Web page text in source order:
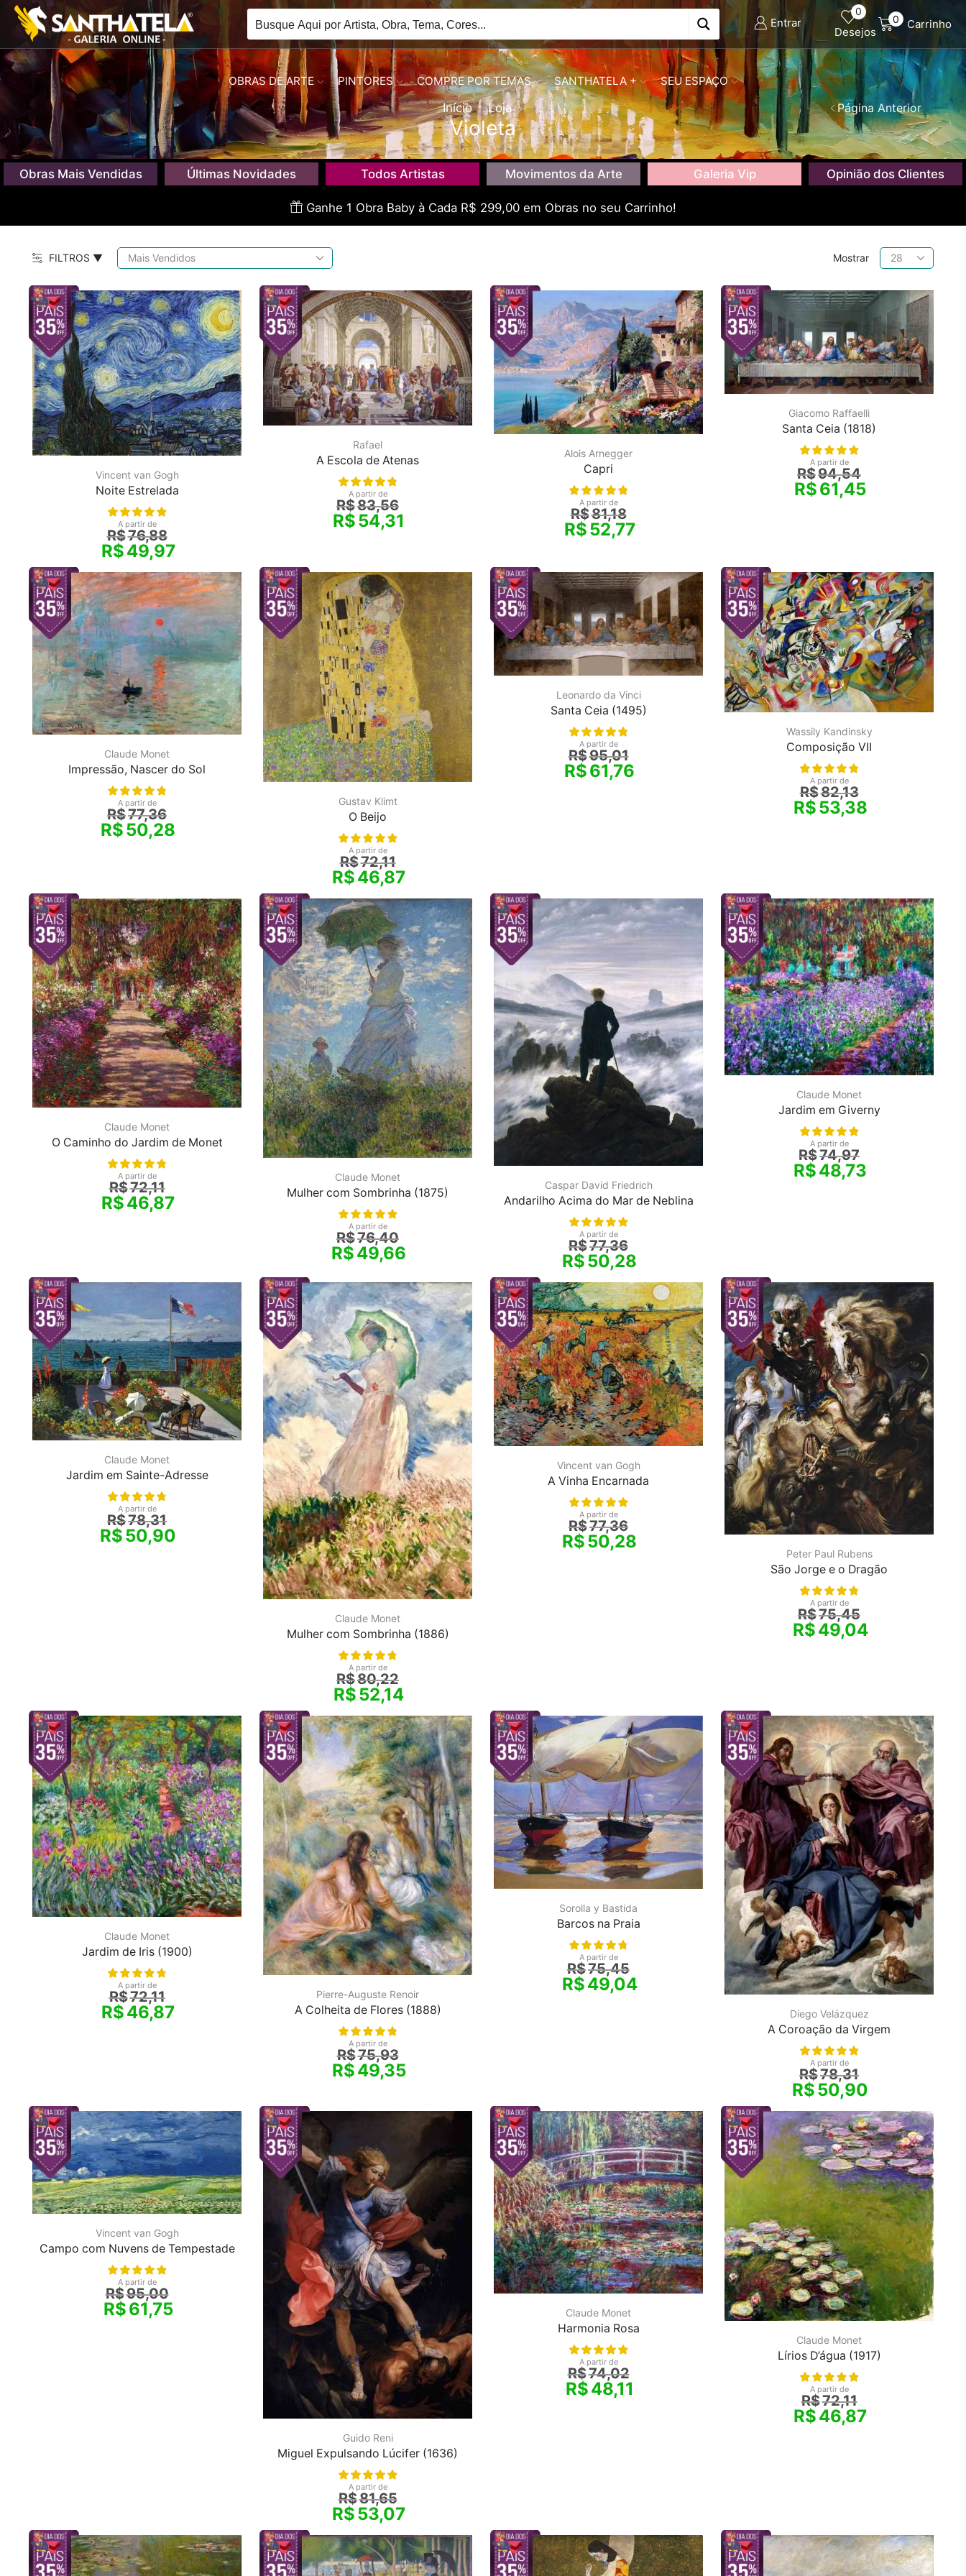
Entrar
0
Desejos
0 Carrinho
OBRAS DE ARTE PINTORES COMPRE POR TEMAS SANTHATELA + SEU ESPAÇO
Início Loja
Violeta
Página Anterior
Obras Mais Vendidas Últimas Novidades Todos Artistas Movimentos da Arte Galeria Vip Opinião dos Clientes
Ganhe 1 Obra Baby à Cada R$ 299,00 em Obras no seu Carrinho!
FILTROS ▼ Mostrar
Produtos
por
Vincent van Gogh
Noite Estrelada
A partir de
R$76,88
R$49,97
Rafael
A Escola de Atenas
A partir de
R$83,56
R$54,31
Alois Arnegger
Capri
A partir de
R$81,18
R$52,77
Giacomo Raffaelli
Santa Ceia (1818)
A partir de
R$94,54
R$61,45
Claude Monet
Impressão, Nascer do Sol
A partir de
R$77,36
R$50,28
Gustav Klimt
O Beijo
A partir de
R$72,11
R$46,87
Leonardo da Vinci
Santa Ceia (1495)
A partir de
R$95,01
R$61,76
Wassily Kandinsky
Composição VII
A partir de
R$82,13
R$53,38
Claude Monet
O Caminho do Jardim de Monet
A partir de
R$72,11
R$46,87
Claude Monet
Mulher com Sombrinha (1875)
A partir de
R$76,40
R$49,66
Caspar David Friedrich
Andarilho Acima do Mar de Neblina
A partir de
R$77,36
R$50,28
Claude Monet
Jardim em Giverny
A partir de
R$74,97
R$48,73
Claude Monet
Jardim em Sainte-Adresse
A partir de
R$78,31
R$50,90
Claude Monet
Mulher com Sombrinha (1886)
A partir de
R$80,22
R$52,14
Vincent van Gogh
A Vinha Encarnada
A partir de
R$77,36
R$50,28
Peter Paul Rubens
São Jorge e o Dragão
A partir de
R$75,45
R$49,04
Claude Monet
Jardim de Iris (1900)
A partir de
R$72,11
R$46,87
Pierre-Auguste Renoir
A Colheita de Flores (1888)
A partir de
R$75,93
R$49,35
Sorolla y Bastida
Barcos na Praia
A partir de
R$75,45
R$49,04
Diego Velázquez
A Coroação da Virgem
A partir de
R$78,31
R$50,90
Vincent van Gogh
Campo com Nuvens de Tempestade
A partir de
R$95,00
R$61,75
Guido Reni
Miguel Expulsando Lúcifer (1636)
A partir de
R$81,65
R$53,07
Claude Monet
Harmonia Rosa
A partir de
R$74,02
R$48,11
Claude Monet
Lírios D’água (1917)
A partir de
R$72,11
R$46,87